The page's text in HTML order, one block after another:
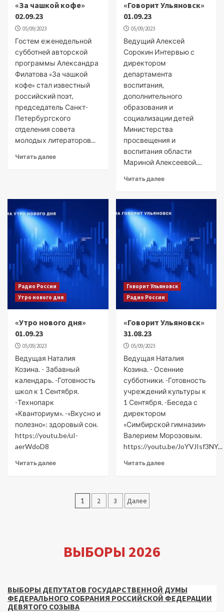
«За чашкой кофе»
02.09.23
05/09/2023
Гостем еженедельной
субботней авторской
программы Александра
Филатова «За чашкой
кофе» стал известный
российский поэт,
председатель Санкт-
Петербургского
отделения совета
молодых литераторов...
Читать далее
«Говорит Ульяновск»
01.09.23
05/09/2023
Ведущий Алексей
Сорокин Интервью с
директором
департамента
воспитания,
дополнительного
образования и
социализации детей
Министерства
просвещения и
воспитания области
Мариной Алексеевой....
Читать далее
Радио России
Утро нового дня
«Утро нового дня»
01.09.23
05/09/2023
Ведущая Наталия
Козина. - Забавный
календарь. -Готовность
школ к 1 Сентября.
-Технопарк
«Кванториум». -«Вкусно и
полезно»: здоровый сон.
https://youtu.be/uI-
aerWdoD8
Читать далее
Говорит Ульяновск
Радио России
«Говорит Ульяновск»
31.08.23
05/09/2023
Ведущая Наталия
Козина. - Осенние
субботники. -Готовность
учреждений культуры к
1 Сентября. -Беседа с
директором
«Симбирской гимназии»
Валерием Морозовым.
https://youtu.be/JoYVJIsf3NY...
Читать далее
Пагинация
1 2 3 Далее
ВЫБОРЫ 2026
ВЫБОРЫ ДЕПУТАТОВ ГОСУДАРСТВЕННОЙ ДУМЫ
ФЕДЕРАЛЬНОГО СОБРАНИЯ РОССИЙСКОЙ ФЕДЕРАЦИИ
ДЕВЯТОГО СОЗЫВА